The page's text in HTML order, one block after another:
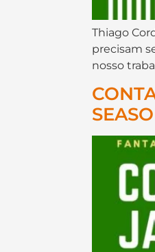
Thiago
precisam
nosso